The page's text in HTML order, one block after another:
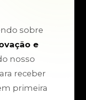
sobre
e
nosso
receber
primeira